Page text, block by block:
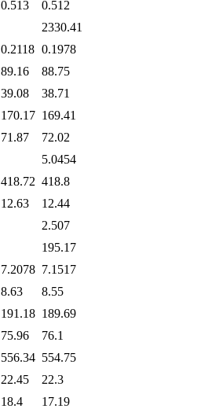
0.513
0.512
2330.41
0.2118 0.1978
89.16
88.75
39.08
38.71
170.17 169.41
71.87
72.02
5.0454
418.72 418.8
12.63
12.44
2.507
195.17
7.2078 7.1517
8.63
8.55
191.18 189.69
75.96
76.1
556.34 554.75
22.45
22.3
18.4
17.19